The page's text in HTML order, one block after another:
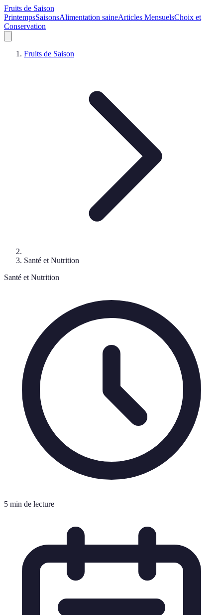
Fruits de Saison
PrintempsSaisonsAlimentation saineArticles MensuelsChoix et
Conservation
Fruits de Saison
Santé et Nutrition
Santé et Nutrition
5 min de lecture